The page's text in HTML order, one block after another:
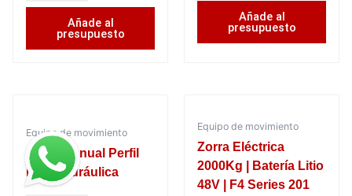
Añade al
presupuesto
Añade al
presupuesto
Equipo de movimiento
Zorra manual Perfil
Bajo, hidráulica
Equipo de movimiento
Zorra Eléctrica
2000Kg | Batería Litio
48V | F4 Series 201